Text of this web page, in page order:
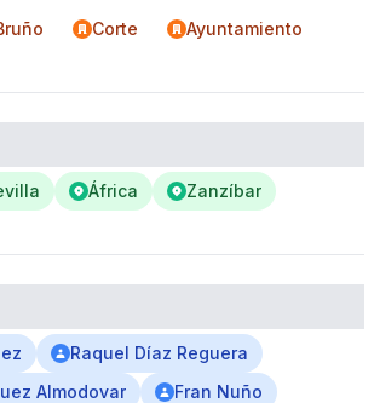
Corte
Ayuntamiento
África
Zanzíbar
Raquel Díaz Reguera
Almodovar
Fran Nuño